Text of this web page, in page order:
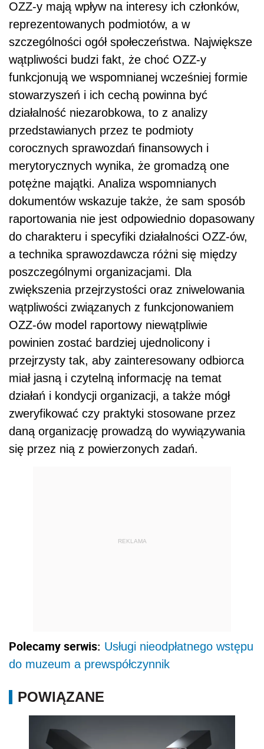
OZZ-y mają wpływ na interesy ich członków,
reprezentowanych podmiotów, a w
szczególności ogół społeczeństwa. Największe
wątpliwości budzi fakt, że choć OZZ-y
funkcjonują we wspomnianej wcześniej formie
stowarzyszeń i ich cechą powinna być
działalność niezarobkowa, to z analizy
przedstawianych przez te podmioty
corocznych sprawozdań finansowych i
merytorycznych wynika, że gromadzą one
potężne majątki. Analiza wspomnianych
dokumentów wskazuje także, że sam sposób
raportowania nie jest odpowiednio dopasowany
do charakteru i specyfiki działalności OZZ-ów,
a technika sprawozdawcza różni się między
poszczególnymi organizacjami. Dla
zwiększenia przejrzystości oraz zniwelowania
wątpliwości związanych z funkcjonowaniem
OZZ-ów model raportowy niewątpliwie
powinien zostać bardziej ujednolicony i
przejrzysty tak, aby zainteresowany odbiorca
miał jasną i czytelną informację na temat
działań i kondycji organizacji, a także mógł
zweryfikować czy praktyki stosowane przez
daną organizację prowadzą do wywiązywania
się przez nią z powierzonych zadań.
REKLAMA
Polecamy serwis: Usługi nieodpłatnego wstępu
do muzeum a prewspółczynnik
POWIĄZANE